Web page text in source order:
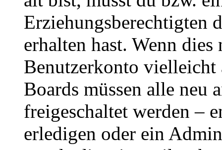
Erziehungsberechtigten
erhalten hast. Wenn
Benutzerkonto
Boards müssen alle neu
freigeschaltet werden –
erledigen oder ein